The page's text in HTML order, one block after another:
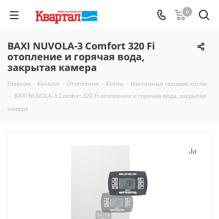
0
BAXI NUVOLA-3 Comfort 320 Fi
отопление и горячая вода,
закрытая камера
Главная - Каталог - Отопление - Котлы - Настенные газовые котлы
- BAXI NUVOLA-3 Comfort 320 Fi отопление и горячая вода, закрытая
камера